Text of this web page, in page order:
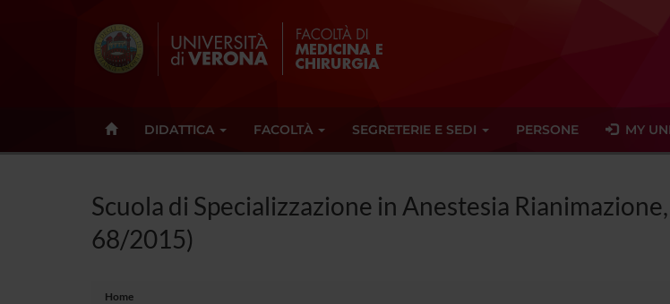
DIDATTICA FACOLTÀ SEGRETERIE E SEDI PERSONE MY
Scuola di Specializzazione in Anestesia
68/2015)
Home